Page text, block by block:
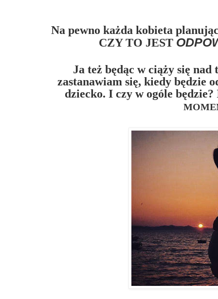
Na pewno każda kobieta
CZY TO JEST
Ja też będąc w ciąży się nad
zastanawiam się, kiedy będzie
dziecko. I czy w ogóle